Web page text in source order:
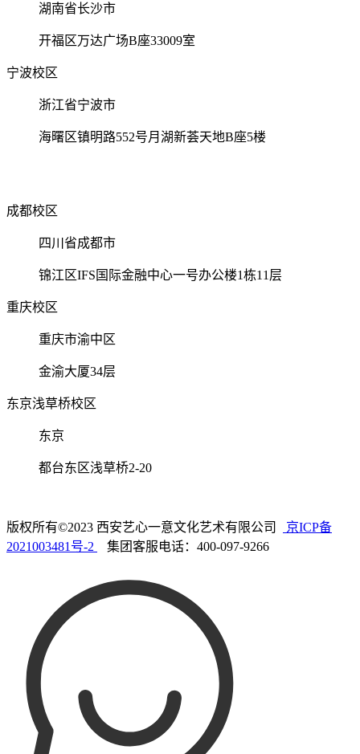
湖南省长沙市
开福区万达广场B座33009室
宁波校区
浙江省宁波市
海曙区镇明路552号月湖新荟天地B座5楼
成都校区
四川省成都市
锦江区IFS国际金融中心一号办公楼1栋11层
重庆校区
重庆市渝中区
金渝大厦34层
东京浅草桥校区
东京
都台东区浅草桥2-20
版权所有©2023 西安艺心一意文化艺术有限公司
京ICP备
2021003481号-2
集团客服电话：400-097-9266